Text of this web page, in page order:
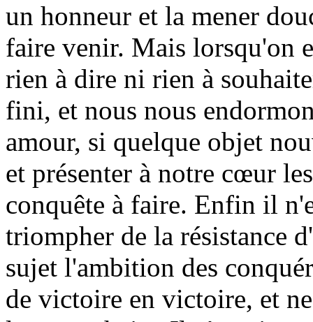
un honneur et la mener
faire venir. Mais lorsqu'on
rien à dire ni rien à
fini, et nous nous
amour, si quelque objet
et présenter à notre cœur
conquête à faire. Enfin il
triompher de la résistance
sujet l'ambition des
de victoire en victoire, et